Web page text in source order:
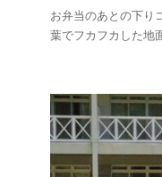
お弁当のあとの下り
葉でフカフカした地